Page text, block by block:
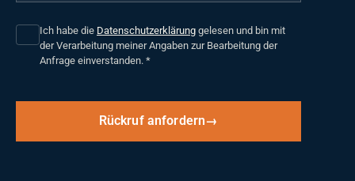
Ich habe die Datenschutzerklärung gelesen und bin mit
der Verarbeitung meiner Angaben zur Bearbeitung der
Anfrage einverstanden. *
Rückruf anfordern